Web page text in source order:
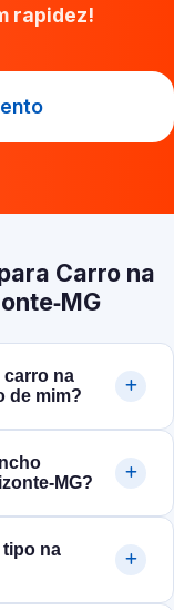
rapidez!
Carro na
carro na
de mim?
tipo na